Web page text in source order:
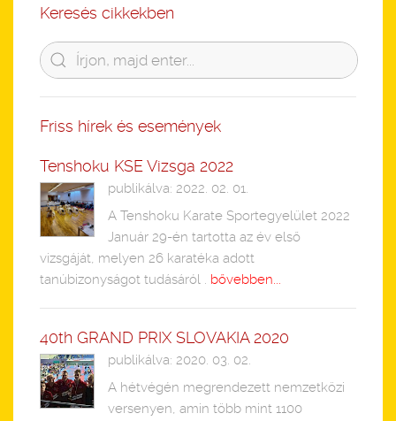
Keresés cikkekben
Friss hírek és események
Tenshoku KSE Vizsga 2022
publikálva: 2022. 02. 01.
A Tenshoku Karate Sportegyelület 2022
Január 29-én tartotta az év első
vizsgáját, melyen 26 karatéka adott
tanúbizonyságot tudásáról . bővebben...
40th GRAND PRIX SLOVAKIA 2020
publikálva: 2020. 03. 02.
A hétvégén megrendezett nemzetközi
versenyen, amin több mint 1100